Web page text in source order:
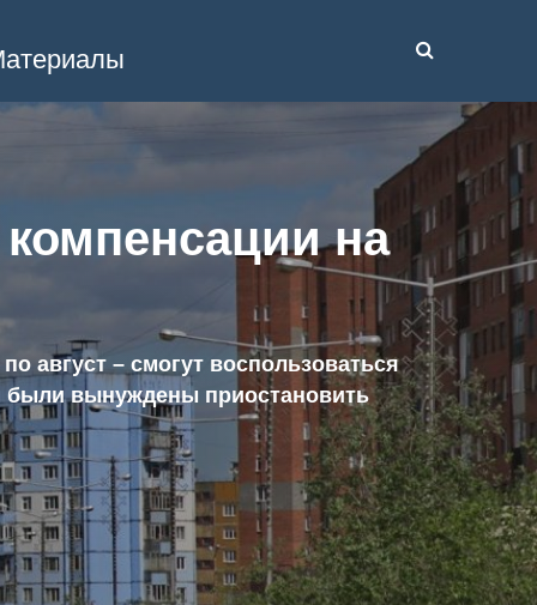
на
август – смогут воспользоваться
были вынуждены приостановить